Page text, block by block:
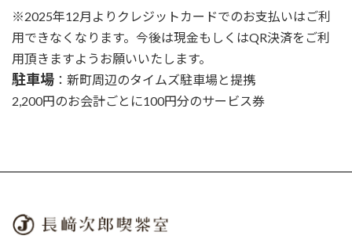
※2025年12月よりクレジットカードでのお支払いはご利
用できなくなります。今後は現金もしくはQR決済をご利
用頂きますようお願いいたします。
駐車場 ：新町周辺のタイムズ駐車場と提携
2,200円のお会計ごとに100円分のサービス券